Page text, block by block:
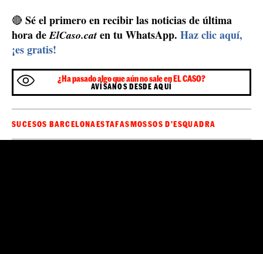
🔴 Sé el primero en recibir las noticias de última
hora deElCaso.cat en tu WhatsApp. Haz clic aquí,
¡es gratis!
¿Ha pasado algo que aún no sale en EL CASO?
AVÍSANOS DESDE AQUÍ
SUCESOS BARCELONAESTAFASMOSSOS D'ESQUADRA